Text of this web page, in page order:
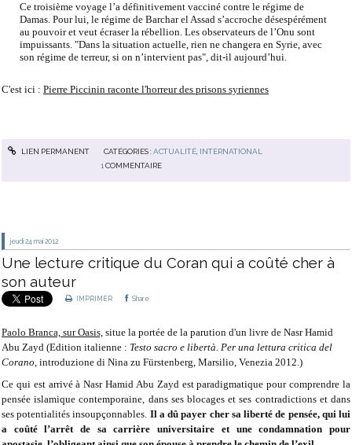
Ce troisième voyage l’a définitivement vacciné contre le régime de
Damas. Pour lui, le régime de Barchar el Assad s’accroche désespérément
au pouvoir et veut écraser la rébellion. Les observateurs de l’Onu sont
impuissants. "Dans la situation actuelle, rien ne changera en Syrie, avec
son régime de terreur, si on n’intervient pas", dit-il aujourd’hui.
C'est ici : Pierre Piccinin raconte l'horreur des prisons syriennes
LIEN PERMANENT CATÉGORIES :ACTUALITÉ, INTERNATIONAL
1 COMMENTAIRE
jeudi 24 mai 2012
Une lecture critique du Coran qui a coûté cher à
son auteur
IMPRIMER Share
Paolo Branca, sur Oasis, situe la portée de la parution d'un livre de Nasr Hamid
Abu Zayd (Edition italienne : Testo sacro e libertà. Per una lettura critica del
Corano, introduzione di Nina zu Fürstenberg, Marsilio, Venezia 2012.)
Ce qui est arrivé à Nasr Hamid Abu Zayd est paradigmatique pour comprendre la
pensée islamique contemporaine, dans ses blocages et ses contradictions et dans
ses potentialités insoupçonnables. Il a dû payer cher sa liberté de pensée, qui lui
a coûté l’arrêt de sa carrière universitaire et une condamnation pour